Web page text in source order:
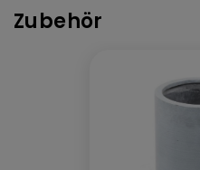
Zubehör